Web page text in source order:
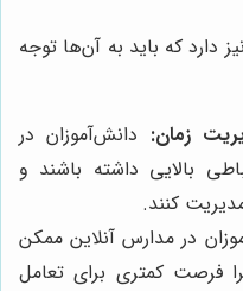
دارد که باید به آن‌ها توجه
زمان: دانش‌آموزان در
بالایی داشته باشند و
کنند.
در مدارس آنلاین ممکن
فرصت کمتری برای تعامل